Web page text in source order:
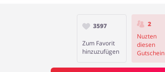
3597
Zum Favorit
hinzuzufügen
2
Nuzten
diesen
Gutschein